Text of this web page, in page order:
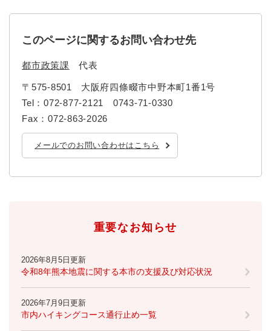
このページに関するお問い合わせ先
都市政策課 代表
〒575-8501
大阪府四條畷市中野本町1番1号
Tel：072-877-2121 0743-71-0330
Fax：072-863-2026
メールでのお問い合わせはこちら
重要なお知らせ
2026年8月5日更新
令和8年熊本地震に関する本市の支援及び対応状況
2026年7月9日更新
市内ハイキングコース通行止め一覧